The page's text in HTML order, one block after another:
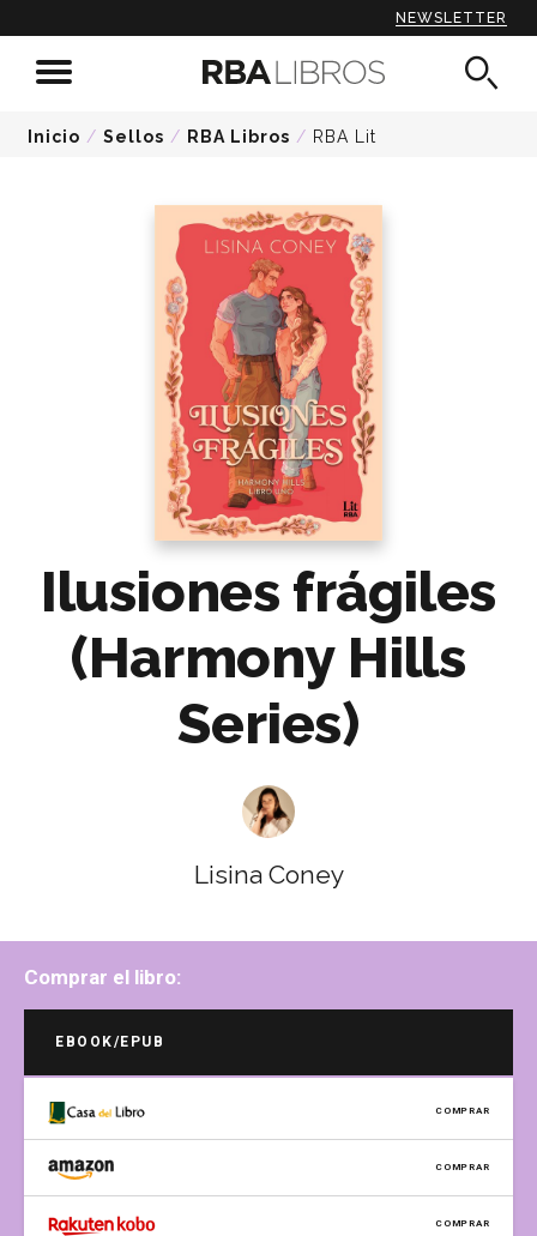
NEWSLETTER
Inicio / Sellos / RBA Libros / RBA Lit
Ilusiones frágiles
(Harmony Hills
Series)
Lisina Coney
Comprar el libro:
EBOOK/EPUB
COMPRAR
COMPRAR
COMPRAR